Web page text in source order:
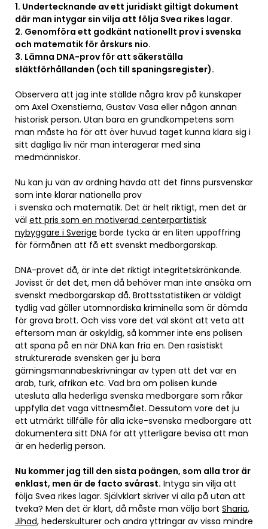
1. Undertecknande av ett juridiskt giltigt dokument
där man intygar sin vilja att följa Svea rikes lagar.
2. Genomföra ett godkänt nationellt prov i svenska
och matematik för årskurs nio.
3. Lämna DNA-prov för att säkerställa
släktförhållanden (och till spaningsregister).
Observera att jag inte ställde några krav på kunskaper
om Axel Oxenstierna, Gustav Vasa eller någon annan
historisk person. Utan bara en grundkompetens som
man måste ha för att över huvud taget kunna klara sig i
sitt dagliga liv när man interagerar med sina
medmänniskor.
Nu kan ju vän av ordning hävda att det finns pursvenskar
som inte klarar nationella prov
i svenska och matematik. Det är helt riktigt, men det är
väl ett pris som en motiverad centerpartistisk
nybyggare i Sverige borde tycka är en liten uppoffring
för förmånen att få ett svenskt medborgarskap.
DNA-provet då, är inte det riktigt integritetskränkande.
Jovisst är det det, men då behöver man inte ansöka om
svenskt medborgarskap då. Brottsstatistiken är väldigt
tydlig vad gäller utomnordiska kriminella som är dömda
för grova brott. Och viss vore det väl skönt att veta att
eftersom man är oskyldig, så kommer inte ens polisen
att spana på en när DNA kan fria en. Den rasistiskt
strukturerade svensken ger ju bara
gärningsmannabeskrivningar av typen att det var en
arab, turk, afrikan etc. Vad bra om polisen kunde
utesluta alla hederliga svenska medborgare som råkar
uppfylla det vaga vittnesmålet. Dessutom vore det ju
ett utmärkt tillfälle för alla icke-svenska medborgare att
dokumentera sitt DNA för att ytterligare bevisa att man
är en hederlig person.
Nu kommer jag till den sista poängen, som alla tror är
enklast, men är de facto svårast. Intyga sin vilja att
följa Svea rikes lagar. Självklart skriver vi alla på utan att
tveka? Men det är klart, då måste man välja bort Sharia,
Jihad, hederskulturer och andra yttringar av vissa mindre